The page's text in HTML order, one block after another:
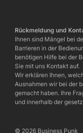
Rückmeldung und
Ihnen sind Mängel bei
Barrieren in der
benötigen Hilfe bei der
Sie mit uns Kontakt auf.
Wir erklären Ihnen,
Ausnahmen wir bei der
gemacht haben. Ihre
und innerhalb der
© 2026 Business Punk